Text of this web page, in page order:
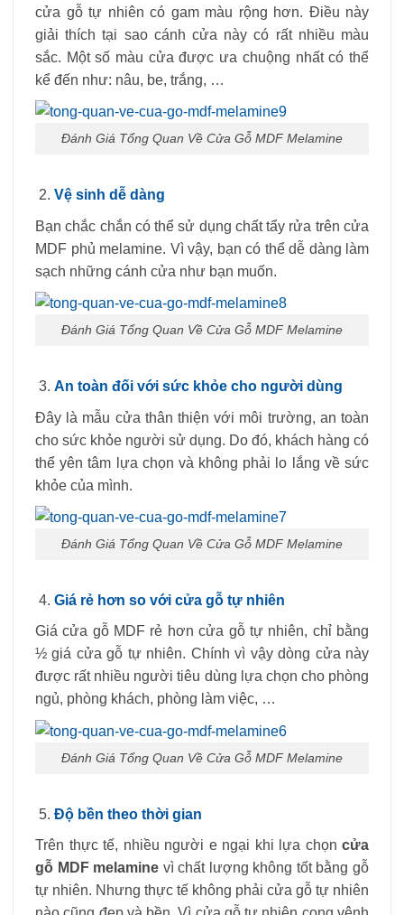
cửa gỗ tự nhiên có gam màu rộng hơn. Điều này
giải thích tại sao cánh cửa này có rất nhiều màu
sắc. Một số màu cửa được ưa chuộng nhất có thể
kể đến như: nâu, be, trắng, …
Đánh Giá Tổng Quan Về Cửa Gỗ MDF Melamine
Vệ sinh dễ dàng
Bạn chắc chắn có thể sử dụng chất tẩy rửa trên cửa
MDF phủ melamine. Vì vậy, bạn có thể dễ dàng làm
sạch những cánh cửa như bạn muốn.
Đánh Giá Tổng Quan Về Cửa Gỗ MDF Melamine
An toàn đối với sức khỏe cho người dùng
Đây là mẫu cửa thân thiện với môi trường, an toàn
cho sức khỏe người sử dụng. Do đó, khách hàng có
thể yên tâm lựa chọn và không phải lo lắng về sức
khỏe của mình.
Đánh Giá Tổng Quan Về Cửa Gỗ MDF Melamine
Giá rẻ hơn so với cửa gỗ tự nhiên
Giá cửa gỗ MDF rẻ hơn cửa gỗ tự nhiên, chỉ bằng
½ giá cửa gỗ tự nhiên. Chính vì vậy dòng cửa này
được rất nhiều người tiêu dùng lựa chọn cho phòng
ngủ, phòng khách, phòng làm việc, …
Đánh Giá Tổng Quan Về Cửa Gỗ MDF Melamine
Độ bền theo thời gian
Trên thực tế, nhiều người e ngại khi lựa chọn cửa
gỗ MDF melamine vì chất lượng không tốt bằng gỗ
tự nhiên. Nhưng thực tế không phải cửa gỗ tự nhiên